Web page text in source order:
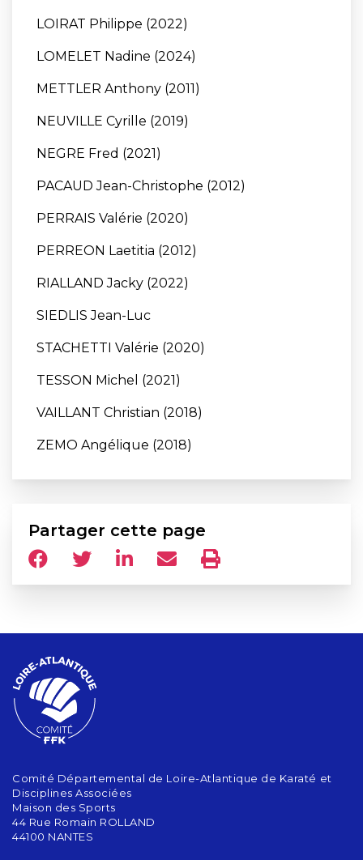
LOIRAT Philippe (2022)
LOMELET Nadine (2024)
METTLER Anthony (2011)
NEUVILLE Cyrille (2019)
NEGRE Fred (2021)
PACAUD Jean-Christophe (2012)
PERRAIS Valérie (2020)
PERREON Laetitia (2012)
RIALLAND Jacky (2022)
SIEDLIS Jean-Luc
STACHETTI Valérie (2020)
TESSON Michel (2021)
VAILLANT Christian (2018)
ZEMO Angélique (2018)
Partager cette page
Comité Départemental de Loire-Atlantique de Karaté et
Disciplines Associées
Maison des Sports
44 Rue Romain ROLLAND
44100 NANTES